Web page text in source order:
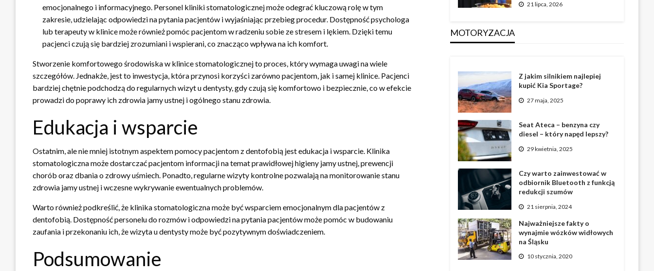
emocjonalnego i informacyjnego. Personel kliniki stomatologicznej może odegrać kluczową rolę w tym
zakresie, udzielając odpowiedzi na pytania pacjentów i wyjaśniając przebieg procedur. Dostępność psychologa
lub terapeuty w klinice może również pomóc pacjentom w radzeniu sobie ze stresem i lękiem. Dzięki temu
pacjenci czują się bardziej zrozumiani i wspierani, co znacząco wpływa na ich komfort.
Stworzenie komfortowego środowiska w klinice stomatologicznej to proces, który wymaga uwagi na wiele
szczegółów. Jednakże, jest to inwestycja, która przynosi korzyści zarówno pacjentom, jak i samej klinice. Pacjenci
bardziej chętnie podchodzą do regularnych wizyt u dentysty, gdy czują się komfortowo i bezpiecznie, co w efekcie
prowadzi do poprawy ich zdrowia jamy ustnej i ogólnego stanu zdrowia.
Edukacja i wsparcie
Ostatnim, ale nie mniej istotnym aspektem pomocy pacjentom z dentofobią jest edukacja i wsparcie. Klinika
stomatologiczna może dostarczać pacjentom informacji na temat prawidłowej higieny jamy ustnej, prewencji
chorób oraz dbania o zdrowy uśmiech. Ponadto, regularne wizyty kontrolne pozwalają na monitorowanie stanu
zdrowia jamy ustnej i wczesne wykrywanie ewentualnych problemów.
Warto również podkreślić, że klinika stomatologiczna może być wsparciem emocjonalnym dla pacjentów z
dentofobią. Dostępność personelu do rozmów i odpowiedzi na pytania pacjentów może pomóc w budowaniu
zaufania i przekonaniu ich, że wizyta u dentysty może być pozytywnym doświadczeniem.
Podsumowanie
21 lipca, 2026
MOTORYZACJA
Z jakim silnikiem najlepiej
kupić Kia Sportage?
27 maja, 2025
Seat Ateca – benzyna czy
diesel – który napęd lepszy?
29 kwietnia, 2025
Czy warto zainwestować w
odbiornik Bluetooth z funkcją
redukcji szumów
21 sierpnia, 2024
Najważniejsze fakty o
wynajmie wózków widłowych
na Śląsku
10 stycznia, 2020